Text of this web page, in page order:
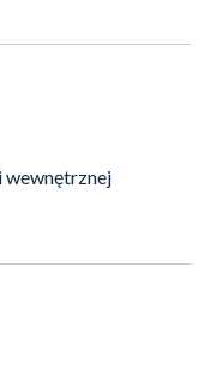
wewnętrznej
treści)